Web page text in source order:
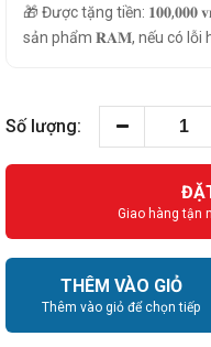
🎁 Được tặng tiền: 𝟏𝟎𝟎,𝟎𝟎𝟎
sản phẩm 𝐑𝐀𝐌, nếu có lỗi
Số lượng:
Giao hàng tận
THÊM VÀO GIỎ
Thêm vào giỏ để chọn tiếp